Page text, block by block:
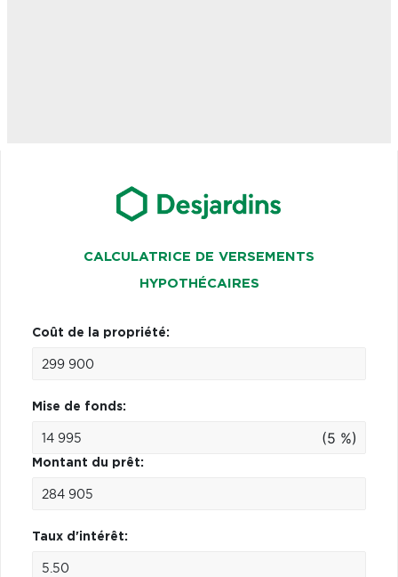
CALCULATRICE DE VERSEMENTS
HYPOTHÉCAIRES
Coût de la propriété:
Mise de fonds:
(5 %)
Montant du prêt:
Taux d'intérêt: